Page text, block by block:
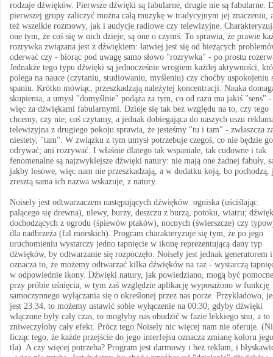
rodzaje dźwięków. Pierwsze dźwięki są fabularne, drugie nie są fabularne.
pierwszej grupy zaliczyć można całą muzykę w tradycyjnym jej znaczeniu,
też wszelkie rozmowy, jak i audycje radiowe czy telewizyjne.
one tym, że coś się w nich dzieje; są one o czymś. To sprawia, że prawie
rozrywka związana jest z dźwiękiem: łatwiej jest się od bieżących
oderwać czy - biorąc pod uwagę samo słowo "rozrywka" - po prostu
Jednakże tego typu dźwięki są jednocześnie wrogiem każdej aktywności,
polega na nauce (czytaniu, studiowaniu, myśleniu) czy choćby uspokojeniu
spaniu. Krótko mówiąc, przeszkadzają należytej koncentracji. Nauka
skupienia, a umysł "domyślnie" podąża za tym, co od razu ma jakiś "sens" -
więc za dźwiękami fabularnymi. Dzieje się tak bez względu na to, czy tego
chcemy, czy nie; coś czytamy, a jednak dobiegająca do naszych uszu
telewizyjna z drugiego pokoju sprawia, że jesteśmy "tu i tam" - zwłaszcza
niestety, "tam". W związku z tym umysł potrzebuje czegoś, co nie będzie go
odrywać; ani rozrywać. I właśnie dlatego tak wspaniałe, tak cudowne i tak
fenomenalne są najzwyklejsze dźwięki natury: nie mają one żadnej fabuły,
jakby losowe, więc nam nie przeszkadzają, a w dodatku koją, bo pochodzą,
zresztą sama ich nazwa wskazuje, z natury.
Noisely jest odtwarzaczem następujących dźwięków: ogniska (uściślając:
palącego się drewna), ulewy, burzy, deszczu z burzą, potoku, wiatru;
dochodzących z ogrodu (śpiewów ptaków), nocnych (świerszcze) czy
dla nadbrzeża (fal morskich). Program charakteryzuje się tym, że po jego
uruchomieniu wystarczy jedno tapnięcie w ikonę reprezentującą dany typ
dźwięków, by odtwarzanie się rozpoczęło. Noisely jest jednak generatorem i
oznacza to, że możemy odtwarzać kilka dźwięków na raz - wystarczą
w odpowiednie ikony. Dźwięki natury, jak powiedziano, mogą być pomocne
przy próbie uśnięcia, w tym zaś względzie aplikację wyposażono w funkcję
samoczynnego wyłączania się o określonej przez nas porze. Przykładowo,
jest 23:34, to możemy ustawić sobie wyłączenie na 00:30; gdyby dźwięki
włączone były cały czas, to mogłyby nas obudzić w fazie lekkiego snu, a to
zniweczyłoby cały efekt. Prócz tego Noisely nic więcej nam nie oferuje.
licząc tego, że każde przejście do jego interfejsu oznacza zmianę koloru jego
tła). A czy więcej potrzeba? Program jest darmowy i bez reklam, i